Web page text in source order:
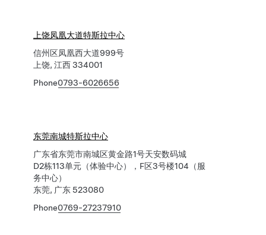
上饶凤凰大道特斯拉中心
信州区凤凰西大道999号
上饶, 江西 334001
Phone0793-6026656
东莞南城特斯拉中心
广东省东莞市南城区黄金路1号天安数码城
D2栋113单元（体验中心），F区3号楼104（服
务中心）
东莞, 广东 523080
Phone0769-27237910